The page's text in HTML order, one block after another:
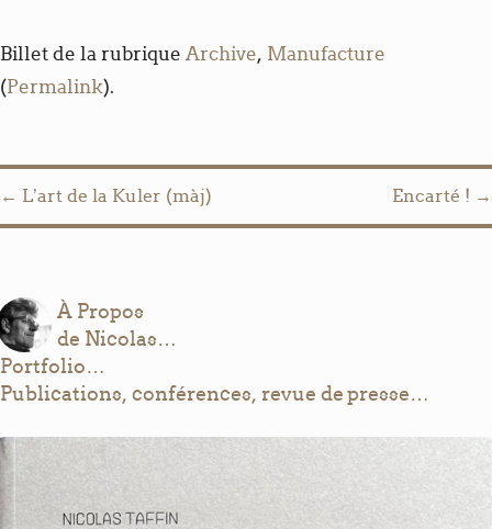
Billet de la rubrique Archive, Manufacture
(Permalink).
Post navigation
← L’art de la Kuler (màj) Encarté ! →
À Propos
de Nicolas…
Portfolio…
Publications, conférences, revue de presse…